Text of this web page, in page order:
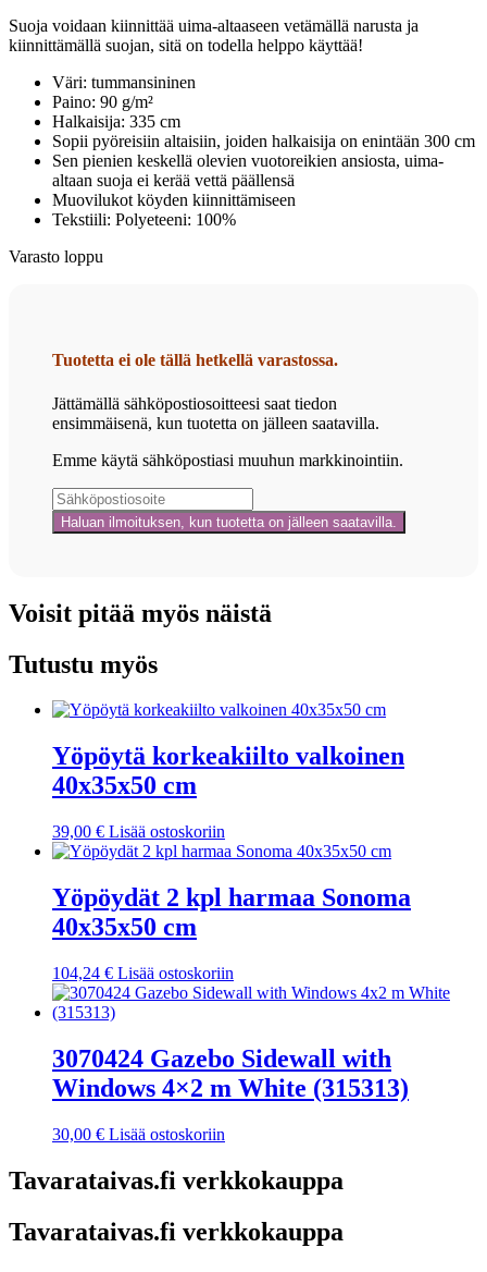
Suoja voidaan kiinnittää uima-altaaseen vetämällä narusta ja
kiinnittämällä suojan, sitä on todella helppo käyttää!
Väri: tummansininen
Paino: 90 g/m²
Halkaisija: 335 cm
Sopii pyöreisiin altaisiin, joiden halkaisija on enintään 300 cm
Sen pienien keskellä olevien vuotoreikien ansiosta, uima-
altaan suoja ei kerää vettä päällensä
Muovilukot köyden kiinnittämiseen
Tekstiili: Polyeteeni: 100%
Varasto loppu
Tuotetta ei ole tällä hetkellä varastossa.
Jättämällä sähköpostiosoitteesi saat tiedon
ensimmäisenä, kun tuotetta on jälleen saatavilla.
Emme käytä sähköpostiasi muuhun markkinointiin.
Voisit pitää myös näistä
Tutustu myös
Yöpöytä korkeakiilto valkoinen
40x35x50 cm
39,00 € Lisää ostoskoriin
Yöpöydät 2 kpl harmaa Sonoma
40x35x50 cm
104,24 € Lisää ostoskoriin
3070424 Gazebo Sidewall with
Windows 4×2 m White (315313)
30,00 € Lisää ostoskoriin
Tavarataivas.fi verkkokauppa
Tavarataivas.fi verkkokauppa